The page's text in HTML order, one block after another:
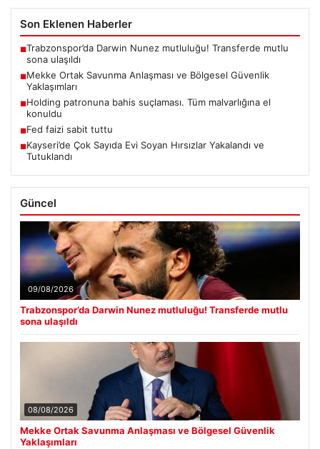
Son Eklenen Haberler
■Trabzonspor’da Darwin Nunez mutluluğu! Transferde mutlu
sona ulaşıldı
■Mekke Ortak Savunma Anlaşması ve Bölgesel Güvenlik
Yaklaşımları
■Holding patronuna bahis suçlaması. Tüm malvarlığına el
konuldu
■Fed faizi sabit tuttu
■Kayseri’de Çok Sayıda Evi Soyan Hırsızlar Yakalandı ve
Tutuklandı
Güncel
09/08/2026
Trabzonspor’da Darwin Nunez mutluluğu! Transferde mutlu
sona ulaşıldı
08/08/2026
Mekke Ortak Savunma Anlaşması ve Bölgesel Güvenlik
Yaklaşımları